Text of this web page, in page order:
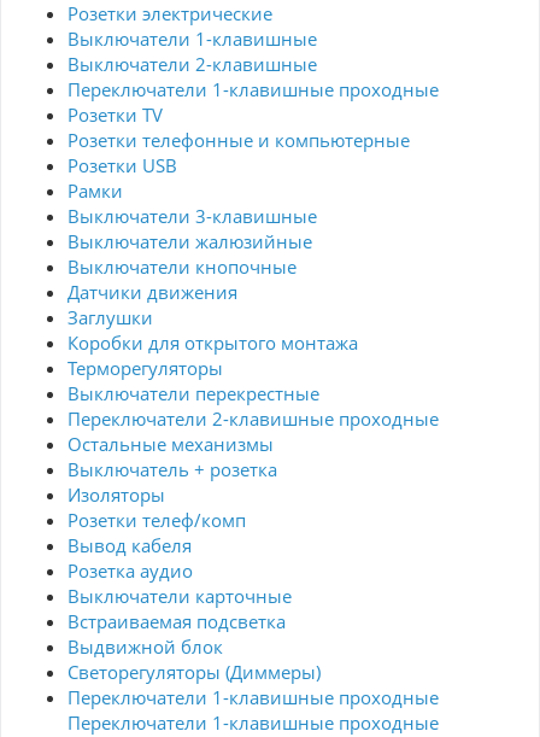
Розетки электрические
Выключатели 1-клавишные
Выключатели 2-клавишные
Переключатели 1-клавишные проходные
Розетки TV
Розетки телефонные и компьютерные
Розетки USB
Рамки
Выключатели 3-клавишные
Выключатели жалюзийные
Выключатели кнопочные
Датчики движения
Заглушки
Коробки для открытого монтажа
Терморегуляторы
Выключатели перекрестные
Переключатели 2-клавишные проходные
Остальные механизмы
Выключатель + розетка
Изоляторы
Розетки телеф/комп
Вывод кабеля
Розетка аудио
Выключатели карточные
Встраиваемая подсветка
Выдвижной блок
Светорегуляторы (Диммеры)
Переключатели 1-клавишные проходные
Переключатели 1-клавишные проходные